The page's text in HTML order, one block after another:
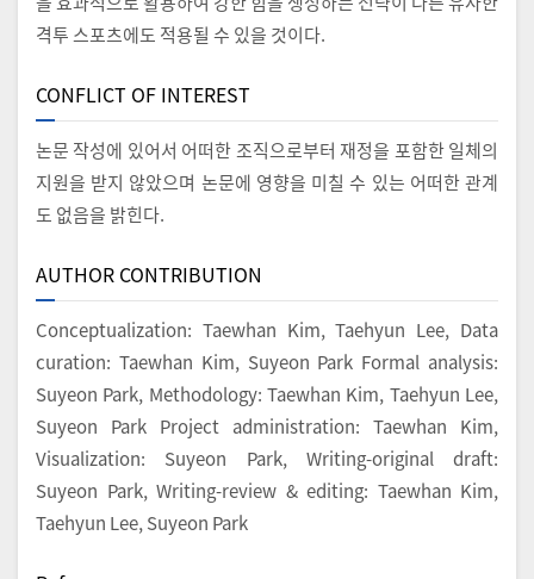
격투 스포츠에도 적용될 수 있을 것이다.
CONFLICT OF INTEREST
논문 작성에 있어서 어떠한 조직으로부터 재정을 포함한 일체의
지원을 받지 않았으며 논문에 영향을 미칠 수 있는 어떠한 관계
도 없음을 밝힌다.
AUTHOR CONTRIBUTION
Conceptualization: Taewhan Kim, Taehyun Lee, Data
curation: Taewhan Kim, Suyeon Park Formal analysis:
Suyeon Park, Methodology: Taewhan Kim, Taehyun Lee,
Suyeon Park Project administration: Taewhan Kim,
Visualization: Suyeon Park, Writing-original draft:
Suyeon Park, Writing-review & editing: Taewhan Kim,
Taehyun Lee, Suyeon Park